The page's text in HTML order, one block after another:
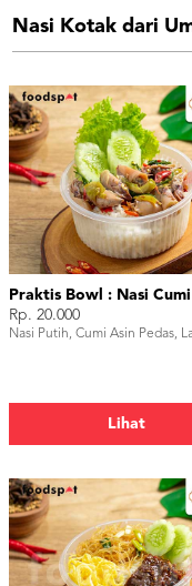
Nasi Kotak dari
Praktis Bowl : Nasi
Rp. 20.000
Nasi Putih, Cumi Asin Pedas,
Lihat